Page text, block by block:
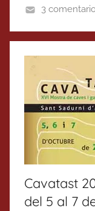
3
Cavatast
del 5 al 7